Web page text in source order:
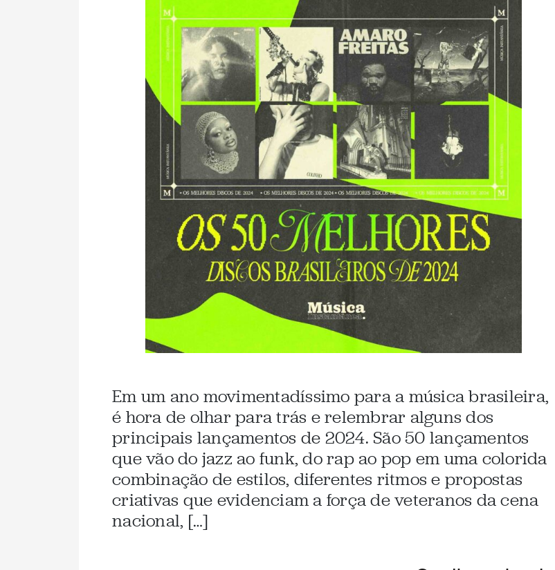
Em um ano movimentadíssimo para a música brasileira,
é hora de olhar para trás e relembrar alguns dos
principais lançamentos de 2024. São 50 lançamentos
que vão do jazz ao funk, do rap ao pop em uma colorida
combinação de estilos, diferentes ritmos e propostas
criativas que evidenciam a força de veteranos da cena
nacional, […]